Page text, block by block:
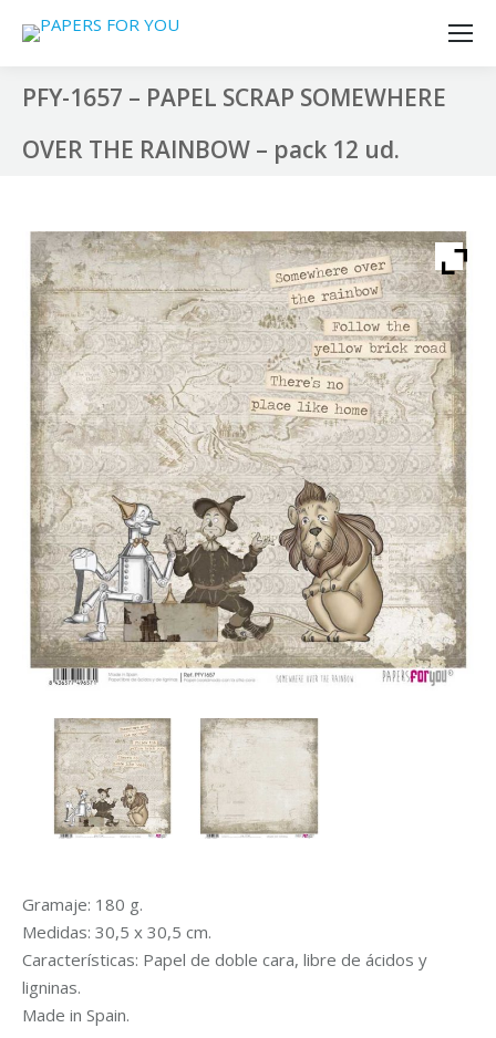
PFY-1657 – PAPEL SCRAP SOMEWHERE
OVER THE RAINBOW – pack 12 ud.
Gramaje: 180 g.
Medidas: 30,5 x 30,5 cm.
Características: Papel de doble cara, libre de ácidos y
ligninas.
Made in Spain.